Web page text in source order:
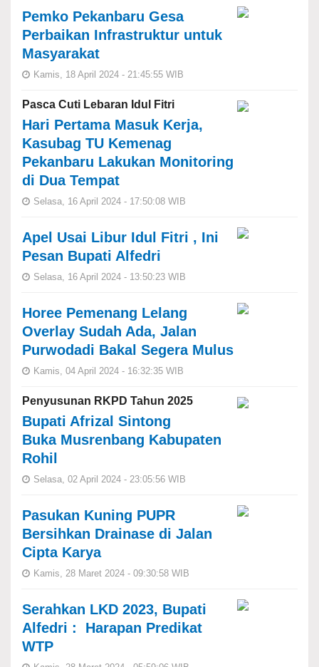
Pemko Pekanbaru Gesa
Perbaikan Infrastruktur untuk
Masyarakat
Kamis, 18 April 2024 - 21:45:55 WIB
Pasca Cuti Lebaran Idul Fitri
Hari Pertama Masuk Kerja,
Kasubag TU Kemenag
Pekanbaru Lakukan Monitoring
di Dua Tempat
Selasa, 16 April 2024 - 17:50:08 WIB
Apel Usai Libur Idul Fitri , Ini
Pesan Bupati Alfedri
Selasa, 16 April 2024 - 13:50:23 WIB
Horee Pemenang Lelang
Overlay Sudah Ada, Jalan
Purwodadi Bakal Segera Mulus
Kamis, 04 April 2024 - 16:32:35 WIB
Penyusunan RKPD Tahun 2025
Bupati Afrizal Sintong
Buka Musrenbang Kabupaten
Rohil
Selasa, 02 April 2024 - 23:05:56 WIB
Pasukan Kuning PUPR
Bersihkan Drainase di Jalan
Cipta Karya
Kamis, 28 Maret 2024 - 09:30:58 WIB
Serahkan LKD 2023, Bupati
Alfedri : Harapan Predikat
WTP